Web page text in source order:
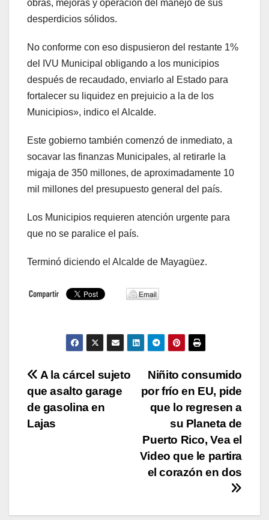
obras, mejoras y operación del manejo de sus
desperdicios sólidos.
No conforme con eso dispusieron del restante 1%
del IVU Municipal obligando a los municipios
después de recaudado, enviarlo al Estado para
fortalecer su liquidez en prejuicio a la de los
Municipios», indico el Alcalde.
Este gobierno también comenzó de inmediato, a
socavar las finanzas Municipales, al retirarle la
migaja de 350 millones, de aproximadamente 10
mil millones del presupuesto general del país.
Los Municipios requieren atención urgente para
que no se paralice el país.
Terminó diciendo el Alcalde de Mayagüez.
Navegación
de
entradas
Niñito consumido
por frío en EU, pide
que lo regresen a
su Planeta de
Puerto Rico, Vea el
Video que le partira
el corazón en dos
A la cárcel sujeto
que asalto garage
de gasolina en
Lajas